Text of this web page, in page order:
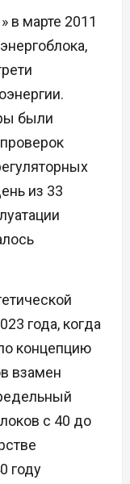
в марте 2011
были
из 33
года, когда
концепцию
взамен
с 40 до
году